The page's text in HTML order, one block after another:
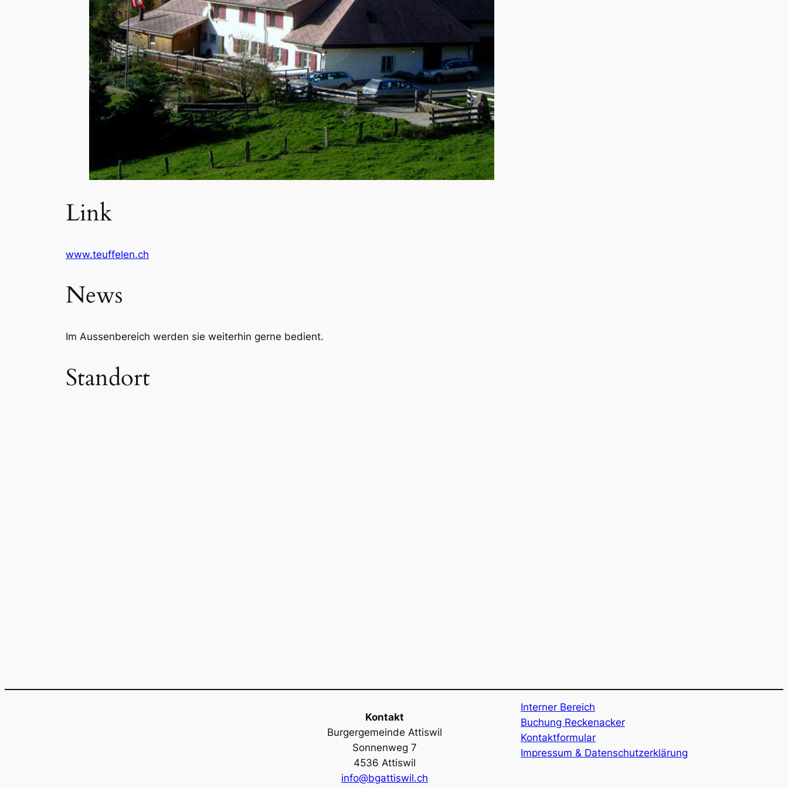
Link
www.teuffelen.ch
News
Im Aussenbereich werden sie weiterhin gerne bedient.
Standort
Kontakt
Burgergemeinde Attiswil
Sonnenweg 7
4536 Attiswil
info@bgattiswil.ch
Interner Bereich
Buchung Reckenacker
Kontaktformular
Impressum & Datenschutzerklärung